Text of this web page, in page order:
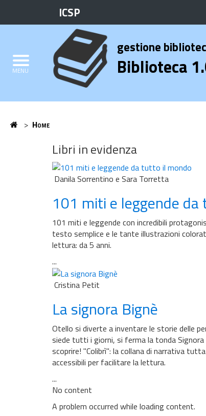
Credits
ICSP
Biblioteca
MENU
gestione
Biblioteca
Home
> Home
Libri in evidenza
Danila Sorrentino e Sara Torretta
101 miti e leggende
101 miti e leggende con incredibili
testo semplice e le tante illustrazioni
lettura: da 5 anni.
...
Cristina Petit
La signora Bignè
Otello si diverte a inventare le storie delle
siede tutti i giorni, si ferma la tonda Signora
scoprire! ''Colibrì'': la collana di narrativa
accessibili per facilitare la lettura.
...
No content
A problem occurred while loading content.